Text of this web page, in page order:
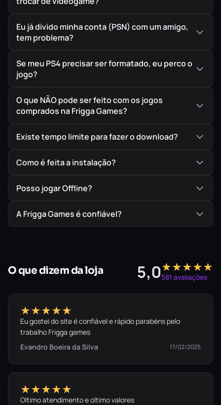
Eu já divido minha conta (PSN) com um amigo,
tem problema?
Se meu PS4 precisar ser formatado, eu perco o
jogo?
O que NÃO pode ser feito com os jogos
comprados na Frigga Games?
Existe tempo limite para fazer o download?
Como é feita a instalação?
Posso jogar Offline?
A Frigga Games é confiável?
O que dizem da loja 5,0★★★★★
581 avaliações
★★★★★
Eu gostei do site é confiável e rápido parabéns pelo
trabalho Frigga games
Evandro Boeira da Silva
17/02/2025
★★★★★
Oltimo atendimento e oltimo valores